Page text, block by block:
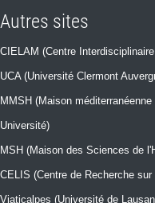
Autres sites
CIELAM (Centre
UCA (Université Clermont
MMSH (Maison
Université)
MSH (Maison des Sciences de
CELIS (Centre de Recherche
Viaticalpes (Université de